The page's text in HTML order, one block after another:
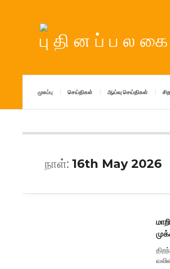
முகப்பு செய்திகள் ஆய்வு செய்திகள்
நாள்: 16th May 2026